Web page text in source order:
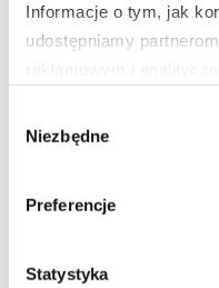
Informacje o tym, jak
udostępniamy
Partnerzy mogą
zgody
Niezbędne
Preferencje
Statystyka
Czy masz swoje
głównym
Odpowiedz
A